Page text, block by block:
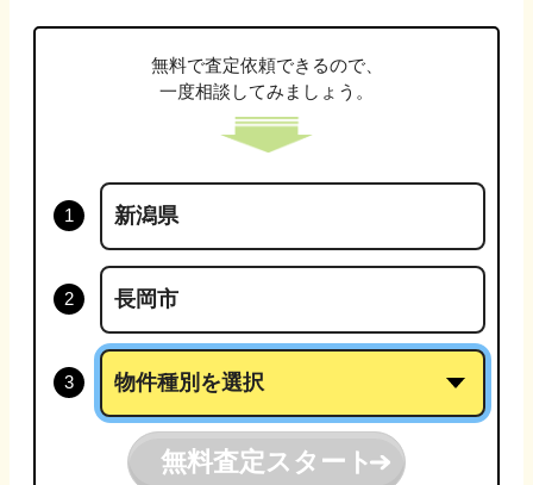
無料で査定依頼できるので、
一度相談してみましょう。
無料査定スタート